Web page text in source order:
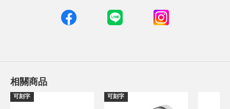
相關商品
可刻字 可刻字